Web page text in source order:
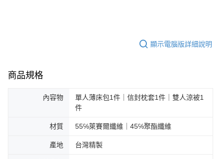
顯示電腦版詳細說明
商品規格
內容物
單人薄床包1件｜信封枕套1件｜雙人涼被1
件
材質 55℅萊賽爾纖維｜45℅聚酯纖維
產地 台灣精製